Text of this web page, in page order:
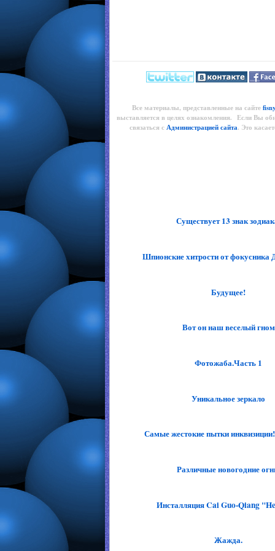
Все материалы, представленные на сайте
выставляется в целях ознакомления. Если Вы
связаться сАдминистрацией сайта. Это
Существует 13 знак
Шпионские хитрости от
Будущее!
Вот он наш веселый гном
Фотожаба.Часть 1
Уникальное зеркало
Самые жестокие пытки
Различные новогодние
Инсталляция Cai Guo-Qiang
Жажда.